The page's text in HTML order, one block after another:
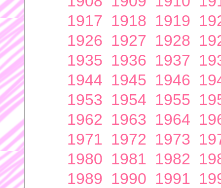
1917 1918 1919
1926 1927 1928
1935 1936 1937
1944 1945 1946
1953 1954 1955
1962 1963 1964
1971 1972 1973
1980 1981 1982
1989 1990 1991